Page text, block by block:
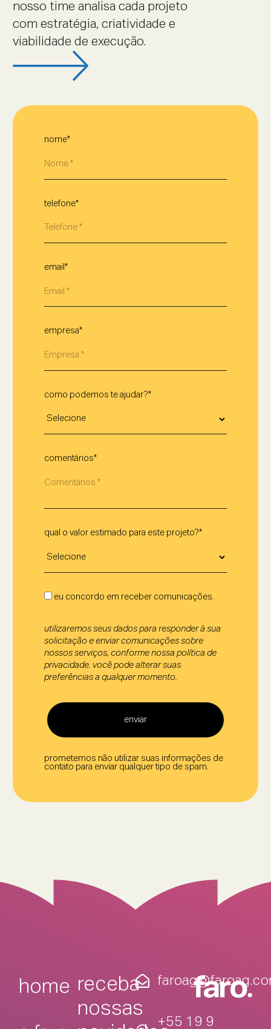
nosso time analisa cada projeto
com estratégia, criatividade e
viabilidade de execução.
nome*
telefone*
email*
empresa*
como podemos te ajudar?*
comentários*
qual o valor estimado para este projeto?*
eu concordo em receber comunicações.
utilizaremos seus dados para responder à sua
solicitação e enviar comunicações sobre
nossos serviços, conforme nossa política de
privacidade. você pode alterar suas
preferências a qualquer momento.
enviar
prometemos não utilizar suas informações de
contato para enviar qualquer tipo de spam.
home receba
nossas
+55 19 9